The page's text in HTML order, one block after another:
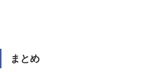
まとめ